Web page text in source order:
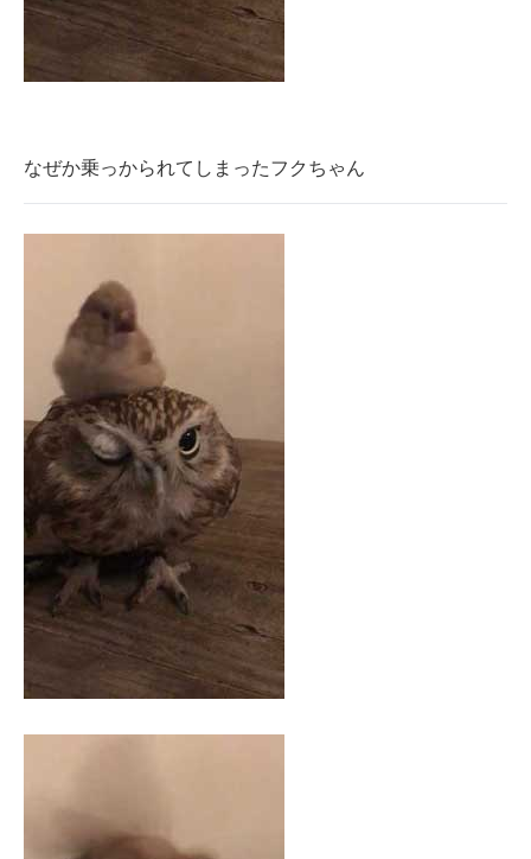
なぜか乗っかられてしまったフクちゃん